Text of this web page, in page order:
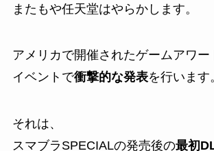
またもや任天堂はやらかします。
アメリカで開催されたゲームアワー
イベントで衝撃的な発表を行います
それは、
スマブラSPECIALの発売後の最初